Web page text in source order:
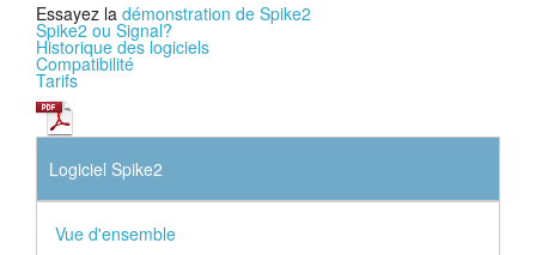
Essayez la démonstration de Spike2
Spike2 ou Signal?
Historique des logiciels
Compatibilité
Tarifs
Logiciel Spike2
Vue d'ensemble